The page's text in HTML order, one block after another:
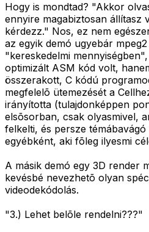
Hogy is mondtad? "Akkor
ennyire magabiztosan állítasz
kérdezz." Nos, ez nem
az egyik demó ugyebár
"kereskedelmi
optimizált ASM kód volt,
összerakott, C kódú
megfelelõ ütemezését a
irányította (tulajdonképpen
elsõsorban, csak olyasmivel,
felkelti, és persze
egyébként, aki fõleg ilyesmi
A másik demó egy 3D render
kevésbé nevezhetõ olyan
videodekódolás.
"3.) Lehet belõle rendelni???"